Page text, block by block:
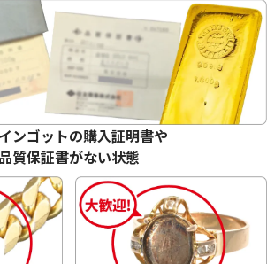
18金 (K18) メガネ
26.0g
参考買取価格
ンゴットの購入証明書や
品質保証書がない状態